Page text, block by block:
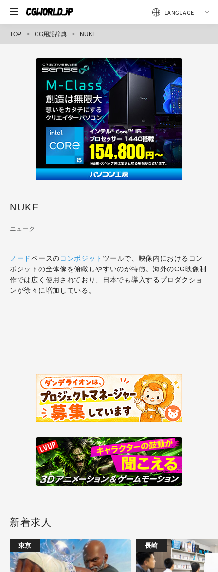
TOP CG用語辞典 NUKE
NUKE
ニューク
ノードベースのコンポジット ツールで、映像内におけるコン
ポジットの全体像を俯瞰しやすいのが特徴。海外のCG映像制
作では広く使用されており、日本でも導入するプロダクショ
ンが徐々に増加している。
新着求人
東京 長崎